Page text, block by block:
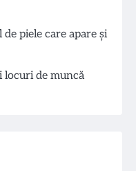
piele care apare și
locuri de muncă